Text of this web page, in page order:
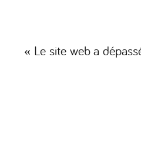
« Le site web a